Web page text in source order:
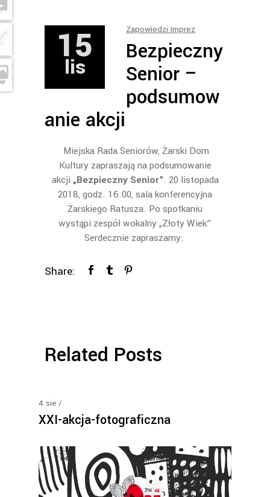
15
lis
Zapowiedzi Imprez
Bezpieczny
Senior –
podsumow
anie akcji
Miejska Rada Seniorów, Żarski Dom
Kultury zapraszają na podsumowanie
akcji „Bezpieczny Senior”. 20 listopada
2018, godz. 16.00, sala konferencyjna
Żarskiego Ratusza. Po spotkaniu
wystąpi zespół wokalny „Złoty Wiek”
Serdecznie zapraszamy.
Share:
Related Posts
4 sie
XXI-akcja-fotograficzna